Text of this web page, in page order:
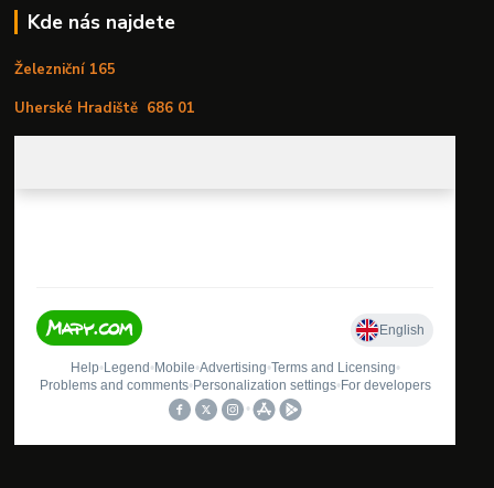
Kde nás najdete
Železniční 165
Uherské Hradiště 686 01